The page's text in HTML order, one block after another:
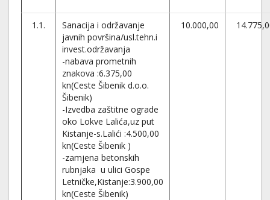
1.1.
Sanacija i održavanje
javnih površina/usl.tehn.i
invest.održavanja
-nabava prometnih
znakova :6.375,00
kn(Ceste Šibenik d.o.o.
Šibenik)
-Izvedba zaštitne ograde
oko Lokve Lalića,uz put
Kistanje-s.Lalići :4.500,00
kn(Ceste Šibenik )
-zamjena betonskih
rubnjaka u ulici Gospe
Letničke,Kistanje:3.900,00
kn(Ceste Šibenik)
10.000,00